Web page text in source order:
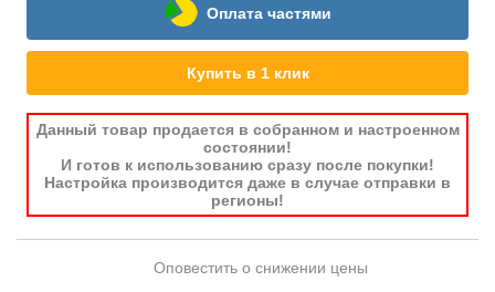
Оплата частями
Купить в 1 клик
Данный товар продается в собранном и настроенном
состоянии!
И готов к использованию сразу после покупки!
Настройка производится даже в случае отправки в
регионы!
Оповестить о снижении цены